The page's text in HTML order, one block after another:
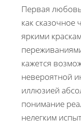
Первая
как
яркими
кажется
невероятной
иллюзией
понимание
нелегким